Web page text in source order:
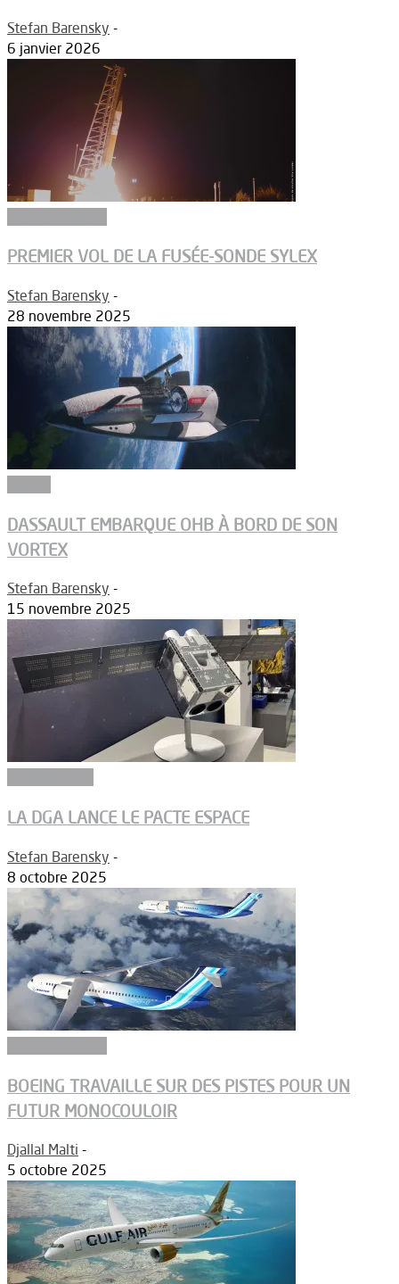
Stefan Barensky -
6 janvier 2026
PREMIER VOL DE LA FUSÉE-SONDE SYLEX
Stefan Barensky -
28 novembre 2025
DASSAULT EMBARQUE OHB À BORD DE SON
VORTEX
Stefan Barensky -
15 novembre 2025
LA DGA LANCE LE PACTE ESPACE
Stefan Barensky -
8 octobre 2025
BOEING TRAVAILLE SUR DES PISTES POUR UN
FUTUR MONOCOULOIR
Djallal Malti -
5 octobre 2025